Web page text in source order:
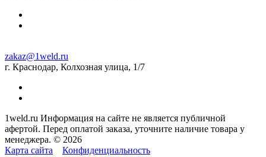
zakaz@1weld.ru
г. Краснодар, Колхозная улица, 1/7
1weld.ru Информация на сайте не является публичной
афертой. Перед оплатой заказа, уточните наличие товара у
менеджера. © 2026
Карта сайта
Конфиденциальность